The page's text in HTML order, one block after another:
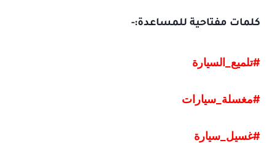
كلمات مفتاحية للمساعدة:-
#تلميع_السيارة
#مغسلة سيارات
#غسيل سيارة